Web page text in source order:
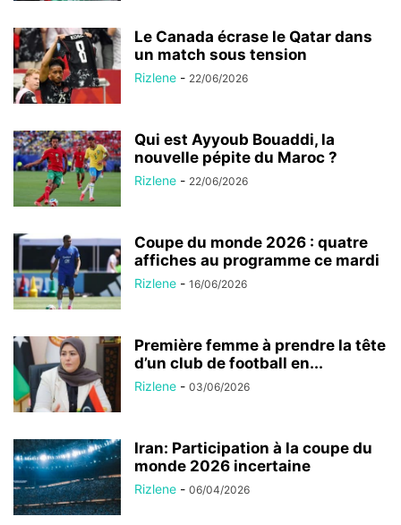
Le Canada écrase le Qatar dans
un match sous tension
Rizlene - 22/06/2026
Qui est Ayyoub Bouaddi, la
nouvelle pépite du Maroc ?
Rizlene - 22/06/2026
Coupe du monde 2026 : quatre
affiches au programme ce mardi
Rizlene - 16/06/2026
Première femme à prendre la tête
d’un club de football en...
Rizlene - 03/06/2026
Iran: Participation à la coupe du
monde 2026 incertaine
Rizlene - 06/04/2026